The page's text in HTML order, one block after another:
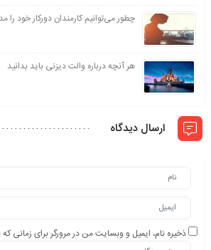
چطور می‌توانیم کارمندان دورکار خود را
هر آنچه درباره والت دیزنی باید بدانید
ارسال دیدگاه
ذخیره نام، ایمیل و وبسایت من در مرورگر برای زمانی